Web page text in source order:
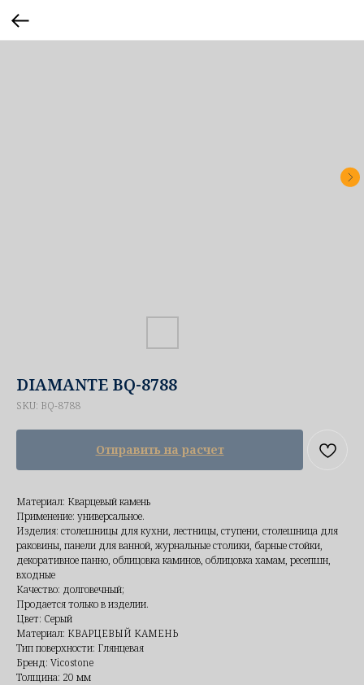
DIAMANTE BQ-8788
SKU: BQ-8788
Отправить на расчет
Материал: Кварцевый камень
Применение: универсальное.
Изделия: столешницы для кухни, лестницы, ступени, столешница для
раковины, панели для ванной, журнальные столики, барные стойки,
декоративное панно, облицовка каминов, облицовка хамам, ресепшн,
входные
Качество: долговечный;
Продается только в изделии.
Цвет: Серый
Материал: КВАРЦЕВЫЙ КАМЕНЬ
Тип поверхности: Глянцевая
Бренд: Vicostone
Толщина: 20 мм